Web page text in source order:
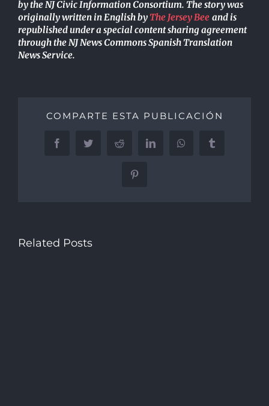
by the NJ Civic Information Consortium. The story was
originally written in English by The Jersey Bee and is
republished under a special content sharing agreement
through the NJ News Commons Spanish Translation
News Service.
COMPARTE ESTA PUBLICACIÓN
FacebookTwitter Reddit LinkedInWhatsAppTumblr
Pinterest
Related Posts